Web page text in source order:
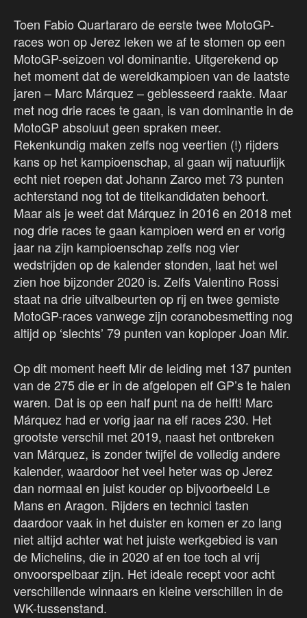
Toen Fabio Quartararo de eerste twee MotoGP-
races won op Jerez leken we af te stomen op een
MotoGP-seizoen vol dominantie. Uitgerekend op
het moment dat de wereldkampioen van de laatste
jaren – Marc Márquez – geblesseerd raakte. Maar
met nog drie races te gaan, is van dominantie in de
MotoGP absoluut geen spraken meer.
Rekenkundig maken zelfs nog veertien (!) rijders
kans op het kampioenschap, al gaan wij natuurlijk
echt niet roepen dat Johann Zarco met 73 punten
achterstand nog tot de titelkandidaten behoort.
Maar als je weet dat Márquez in 2016 en 2018 met
nog drie races te gaan kampioen werd en er vorig
jaar na zijn kampioenschap zelfs nog vier
wedstrijden op de kalender stonden, laat het wel
zien hoe bijzonder 2020 is. Zelfs Valentino Rossi
staat na drie uitvalbeurten op rij en twee gemiste
MotoGP-races vanwege zijn coranobesmetting nog
altijd op ‘slechts’ 79 punten van koploper Joan Mir.
Op dit moment heeft Mir de leiding met 137 punten
van de 275 die er in de afgelopen elf GP’s te halen
waren. Dat is op een half punt na de helft! Marc
Márquez had er vorig jaar na elf races 230. Het
grootste verschil met 2019, naast het ontbreken
van Márquez, is zonder twijfel de volledig andere
kalender, waardoor het veel heter was op Jerez
dan normaal en juist kouder op bijvoorbeeld Le
Mans en Aragon. Rijders en technici tasten
daardoor vaak in het duister en komen er zo lang
niet altijd achter wat het juiste werkgebied is van
de Michelins, die in 2020 af en toe toch al vrij
onvoorspelbaar zijn. Het ideale recept voor acht
verschillende winnaars en kleine verschillen in de
WK-tussenstand.